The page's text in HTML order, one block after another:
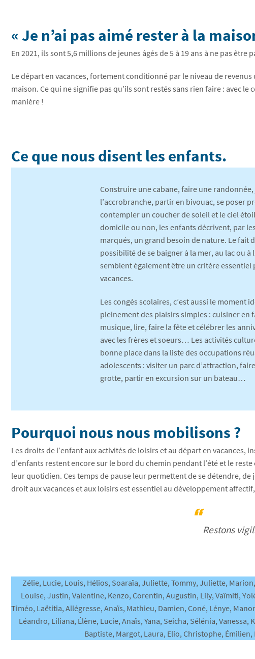
« Je n’ai pas aimé rester à la
En 2021, ils sont 5,6 millions de jeunes âgés de 5 à 19 ans à ne pas
Le départ en vacances, fortement conditionné par le niveau de
maison. Ce qui ne signifie pas qu’ils sont restés sans rien faire : avec
manière !
Ce que nous disent les enfants.
Construire une cabane, faire une
l’accrobranche, partir en bivouac, se poser
contempler un coucher de soleil et le ciel
domicile ou non, les enfants décrivent, par
marqués, un grand besoin de nature. Le fait
possibilité de se baigner à la mer, au lac ou
semblent également être un critère essentiel
vacances.
Les congés scolaires, c’est aussi le moment
pleinement des plaisirs simples : cuisiner en
musique, lire, faire la fête et célébrer les
avec les frères et soeurs… Les activités
bonne place dans la liste des occupations
adolescents : visiter un parc d’attraction,
grotte, partir en excursion sur un bateau…
Pourquoi nous nous mobilisons ?
Les droits de l’enfant aux activités de loisirs et au départ en
d’enfants restent encore sur le bord du chemin pendant l’été et le
leur quotidien. Ces temps de pause leur permettent de se détendre,
droit aux vacances et aux loisirs est essentiel au développement
Restons
Zélie, Lucie, Louis, Hélios, Soaraïa, Juliette, Tommy, Juliette,
Louise, Justin, Valentine, Kenzo, Corentin, Augustin, Lily, Vaïmiti,
Timéo, Laëtitia, Allégresse, Anaïs, Mathieu, Damien, Coné, Lénye,
Léandro, Liliana, Élène, Lucie, Anaïs, Yana, Seicha, Sélénia,
Baptiste, Margot, Laura, Elio, Christophe,